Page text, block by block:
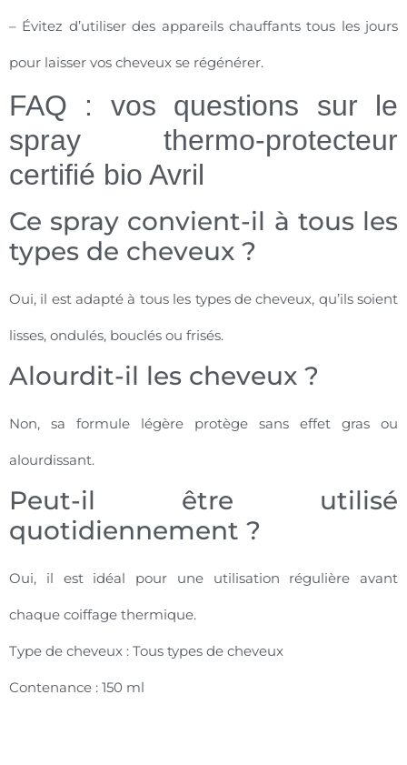
– Évitez d’utiliser des appareils chauffants tous les jours
pour laisser vos cheveux se régénérer.
FAQ : vos questions sur le
spray thermo-protecteur
certifié bio Avril
Ce spray convient-il à tous les
types de cheveux ?
Oui, il est adapté à tous les types de cheveux, qu’ils soient
lisses, ondulés, bouclés ou frisés.
Alourdit-il les cheveux ?
Non, sa formule légère protège sans effet gras ou
alourdissant.
Peut-il être utilisé
quotidiennement ?
Oui, il est idéal pour une utilisation régulière avant
chaque coiffage thermique.
Type de cheveux : Tous types de cheveux
Contenance : 150 ml